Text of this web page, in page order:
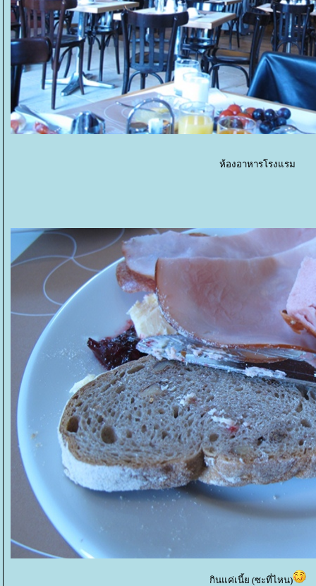
ห้องอาหารโรงแรม
กินแค่เนี้ย (ซะที่ไหน)